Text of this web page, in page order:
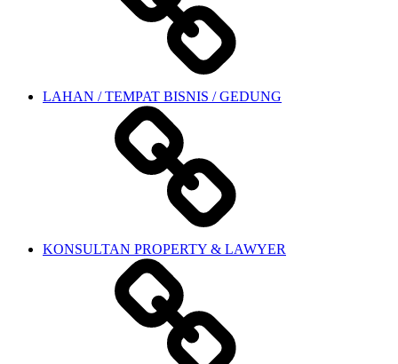
LAHAN / TEMPAT BISNIS / GEDUNG
KONSULTAN PROPERTY & LAWYER